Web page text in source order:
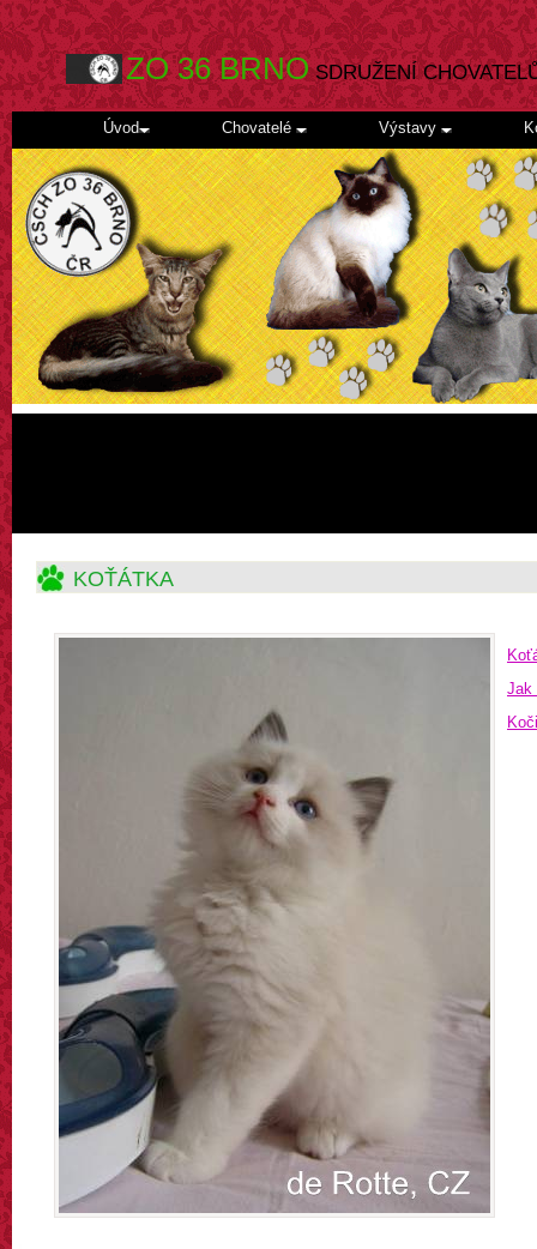
ZO 36 BRNOSDRUŽENÍ
Úvod Chovatelé Výstavy
KOŤÁTKA
Jak